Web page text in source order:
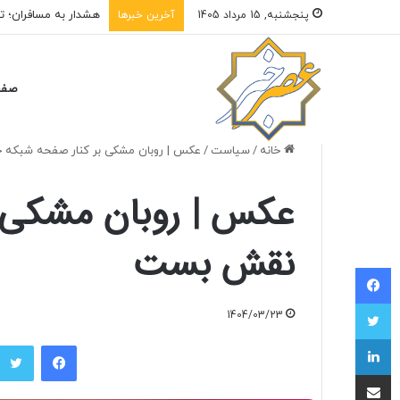
پنجشنبه, 15 مرداد 1405 آخرین خبرها هشدار به مسافران؛
خانه /سیاست / عکس | روبان مشکی بر کنار صفحه
عکس | روبان مشکی
نقش بست
1404/03/23
فیسبوک